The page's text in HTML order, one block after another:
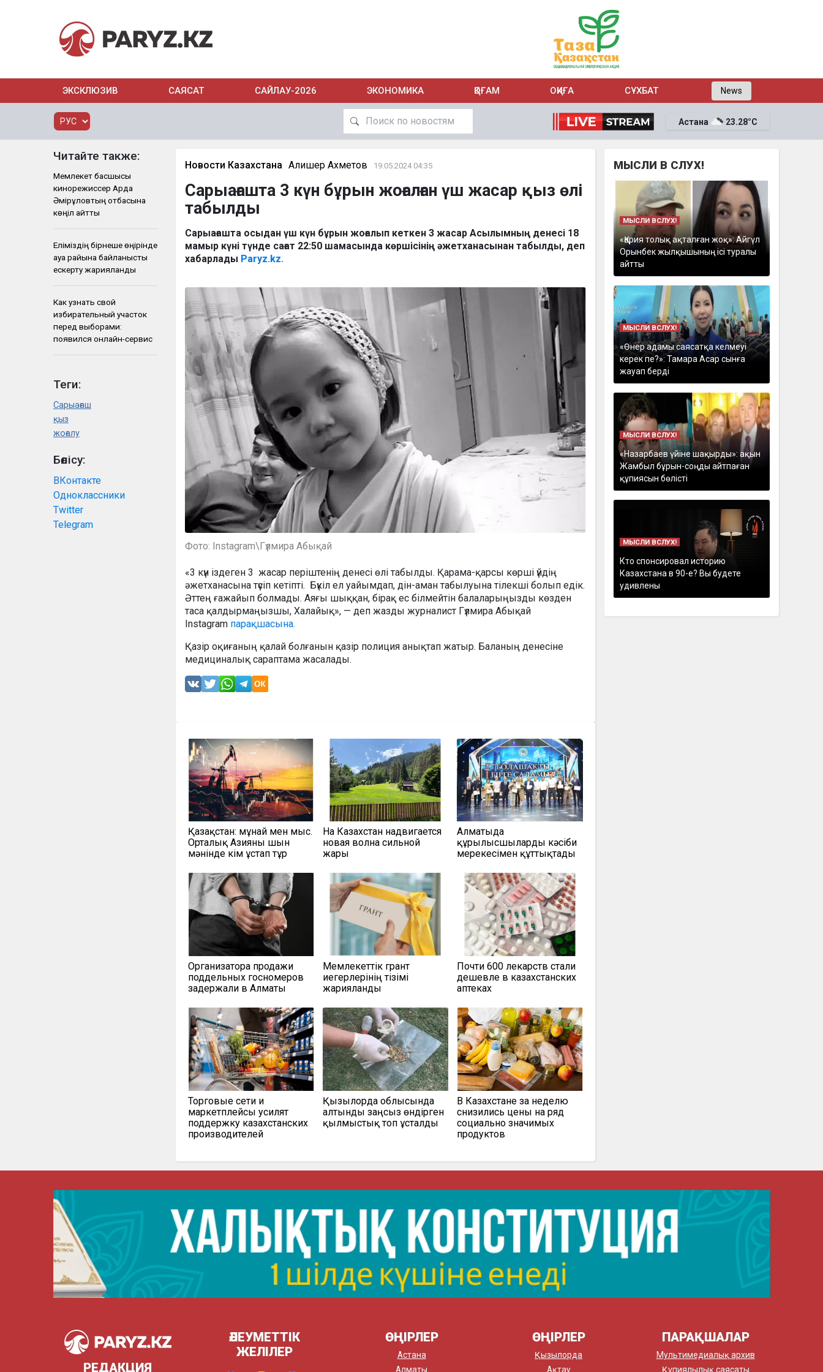
ЭКСКЛЮЗИВ САЯСАТ САЙЛАУ-2026 ЭКОНОМИКА ҚОҒАМ ОҚИҒА СҰХБАТ News
Астана 23.28°C
Читайте также:
Мемлекет басшысы
кинорежиссер Ардақ
Әмірқұловтың отбасына
көңіл айтты
Еліміздің бірнеше өңірінде
ауа райына байланысты
ескерту жарияланды
Как узнать свой
избирательный участок
перед выборами:
появился онлайн-сервис
Теги:
Сарыағаш
қыз
жоғалу
Бөлісу:
ВКонтакте
Одноклассники
Twitter
Telegram
Новости Казахстана Алишер Ахметов 19.05.2024 04:35
Сарыағашта 3 күн бұрын жоғалған үш жасар қыз өлі
табылды
Сарыағашта осыдан үш күн бұрын жоғалып кеткен 3 жасар Асылымның денесі 18
мамыр күні түнде сағат 22:50 шамасында көршісінің әжетханасынан табылды, деп
хабарлады Paryz.kz.
Фото: Instagram\Гүлмира Абықай
«3 күн іздеген 3 жасар періштенің денесі өлі табылды. Қарама-қарсы көрші үйдің
әжетханасына түсіп кетіпті. Бүкіл ел уайымдап, дін-аман табылуына тілекші болып едік.
Әттең ғажайып болмады. Аяғы шыққан, бірақ ес білмейтін балаларыңызды көзден
таса қалдырмаңызшы, Халайық», — деп жазды журналист Гүлмира Абықай
Instagram парақшасына.
Қазір оқиғаның қалай болғанын қазір полиция анықтап жатыр. Баланың денесіне
медициналық сараптама жасалады.
Қазақстан: мұнай мен мыс.
Орталық Азияны шын
мәнінде кім ұстап тұр
На Казахстан надвигается
новая волна сильной
жары
Алматыда
құрылысшыларды кәсіби
мерекесімен құттықтады
Организатора продажи
поддельных госномеров
задержали в Алматы
Мемлекеттік грант
иегерлерінің тізімі
жарияланды
Почти 600 лекарств стали
дешевле в казахстанских
аптеках
Торговые сети и
маркетплейсы усилят
поддержку казахстанских
производителей
Қызылорда облысында
алтынды заңсыз өндірген
қылмыстық топ ұсталды
В Казахстане за неделю
снизились цены на ряд
социально значимых
продуктов
МЫСЛИ В СЛУХ!
МЫСЛИ ВСЛУХ!
«Қария толық ақталған жоқ»: Айгүл
Орынбек жылқышының ісі туралы
айтты
МЫСЛИ ВСЛУХ!
«Өнер адамы саясатқа келмеуі
керек пе?»: Тамара Асар сынға
жауап берді
МЫСЛИ ВСЛУХ!
«Назарбаев үйіне шақырды»: ақын
Жамбыл бұрын-соңды айтпаған
құпиясын бөлісті
МЫСЛИ ВСЛУХ!
Кто спонсировал историю
Казахстана в 90-е? Вы будете
удивлены
РЕДАКЦИЯ
ӘЛЕУМЕТТІК
ЖЕЛІЛЕР
ӨҢІРЛЕР
Астана
Алматы
ӨҢІРЛЕР
Қызылорда
Ақтау
ПАРАҚШАЛАР
Мультимедиалық архив
Құпиялылық саясаты